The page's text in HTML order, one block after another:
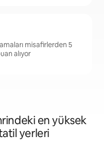
misafirlerden 5
alıyor
en yüksek
yerleri